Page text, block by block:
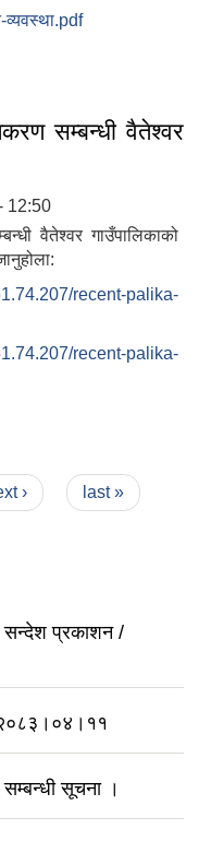
व्यवस्था.pdf
सम्बन्धी वैतेश्वर
12:50
वैतेश्वर गाउँपालिकाको
recent-palika-
recent-palika-
› last »
सन्देश प्रकाशन /
२०८३।०४।११
सम्बन्धी सूचना ।